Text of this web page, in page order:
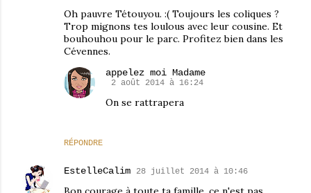
Oh pauvre Tétouyou. :( Toujours les coliques ?
Trop mignons tes loulous avec leur cousine. Et
bouhouhou pour le parc. Profitez bien dans les
Cévennes.
RÉPONDRE
appelez moi Madame
2 août 2014 à 16:24
On se rattrapera
EstelleCalim 28 juillet 2014 à 10:46